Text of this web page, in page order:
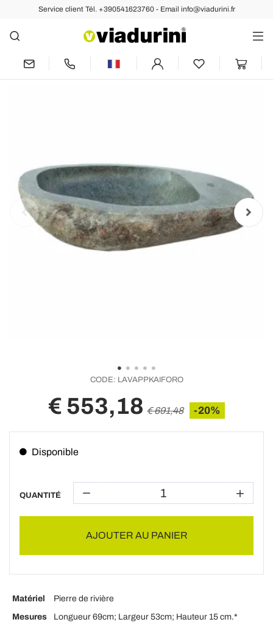
Service client Tél. +390541623760 - Email info@viadurini.fr
Arrière Précédent Suivant
Vasque en pierre naturelle avec trou de
robinetterie Kai
CODE: LAVAPPKAIFORO
€ 553,18 € 691,48 -20%
Disponible
QUANTITÉ
AJOUTER AU PANIER
Matériel
Pierre de rivière
Mesures
Longueur 69cm; Largeur 53cm; Hauteur 15 cm.*